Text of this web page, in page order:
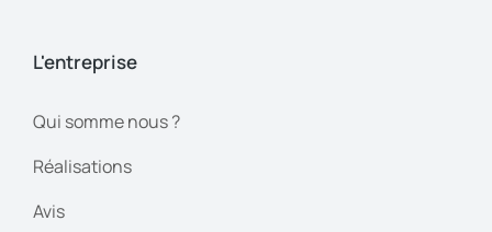
L'entreprise
Qui somme nous ?
Réalisations
Avis